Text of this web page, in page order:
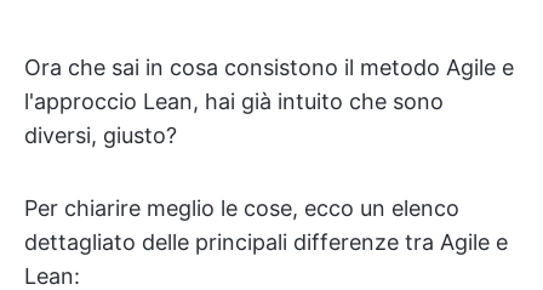
Ora che sai in cosa consistono il metodo Agile e
l'approccio Lean, hai già intuito che sono
diversi, giusto?
Per chiarire meglio le cose, ecco un elenco
dettagliato delle principali differenze tra Agile e
Lean: